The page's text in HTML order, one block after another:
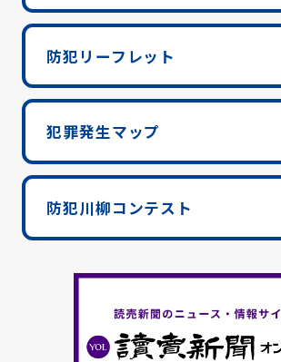
防犯リーフレット
犯罪発生マップ
防犯川柳コンテスト